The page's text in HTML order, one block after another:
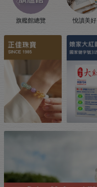
旗艦館總覽 悅讀美好